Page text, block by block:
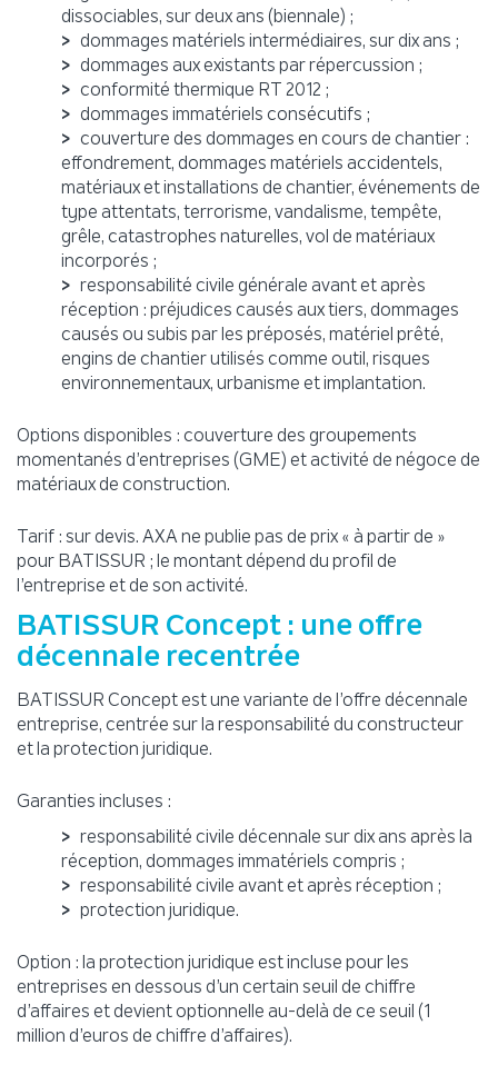
dissociables, sur deux ans (biennale) ;
dommages matériels intermédiaires, sur dix ans ;
dommages aux existants par répercussion ;
conformité thermique RT 2012 ;
dommages immatériels consécutifs ;
couverture des dommages en cours de chantier :
effondrement, dommages matériels accidentels,
matériaux et installations de chantier, événements de
type attentats, terrorisme, vandalisme, tempête,
grêle, catastrophes naturelles, vol de matériaux
incorporés ;
responsabilité civile générale avant et après
réception : préjudices causés aux tiers, dommages
causés ou subis par les préposés, matériel prêté,
engins de chantier utilisés comme outil, risques
environnementaux, urbanisme et implantation.
Options disponibles : couverture des groupements
momentanés d’entreprises (GME) et activité de négoce de
matériaux de construction.
Tarif : sur devis. AXA ne publie pas de prix « à partir de »
pour BATISSUR ; le montant dépend du profil de
l’entreprise et de son activité.
BATISSUR Concept : une offre
décennale recentrée
BATISSUR Concept est une variante de l’offre décennale
entreprise, centrée sur la responsabilité du constructeur
et la protection juridique.
Garanties incluses :
responsabilité civile décennale sur dix ans après la
réception, dommages immatériels compris ;
responsabilité civile avant et après réception ;
protection juridique.
Option : la protection juridique est incluse pour les
entreprises en dessous d’un certain seuil de chiffre
d’affaires et devient optionnelle au-delà de ce seuil (1
million d’euros de chiffre d’affaires).